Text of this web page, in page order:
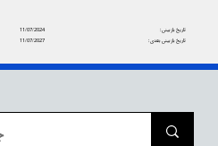
11/07/2024
تاریخ بازبینی:
11/07/2027
تاریخ بازبینی بعدی: